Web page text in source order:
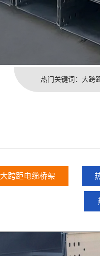
热门关键词： 大跨
大跨距电缆桥架